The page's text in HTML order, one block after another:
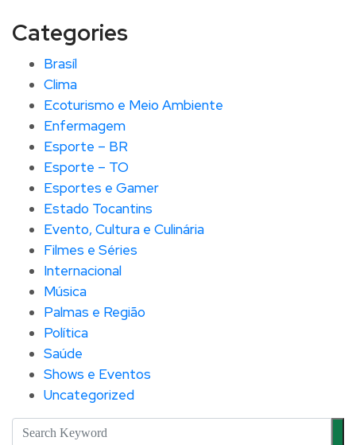
Categories
Brasíl
Clima
Ecoturismo e Meio Ambiente
Enfermagem
Esporte – BR
Esporte – TO
Esportes e Gamer
Estado Tocantins
Evento, Cultura e Culinária
Filmes e Séries
Internacional
Música
Palmas e Região
Política
Saúde
Shows e Eventos
Uncategorized